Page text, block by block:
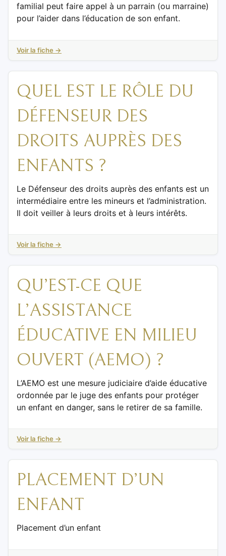
familial peut faire appel à un parrain (ou marraine)
pour l’aider dans l’éducation de son enfant.
Voir la fiche →
QUEL EST LE RÔLE DU
DÉFENSEUR DES
DROITS AUPRÈS DES
ENFANTS ?
Le Défenseur des droits auprès des enfants est un
intermédiaire entre les mineurs et l’administration.
Il doit veiller à leurs droits et à leurs intérêts.
Voir la fiche →
QU’EST-CE QUE
L’ASSISTANCE
ÉDUCATIVE EN MILIEU
OUVERT (AEMO) ?
L’AEMO est une mesure judiciaire d’aide éducative
ordonnée par le juge des enfants pour protéger
un enfant en danger, sans le retirer de sa famille.
Voir la fiche →
PLACEMENT D’UN
ENFANT
Placement d’un enfant